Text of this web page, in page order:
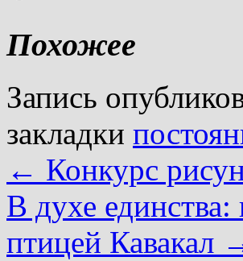
Похожее
Запись
закладки
← Конкурс
В духе
птицей Кавакал